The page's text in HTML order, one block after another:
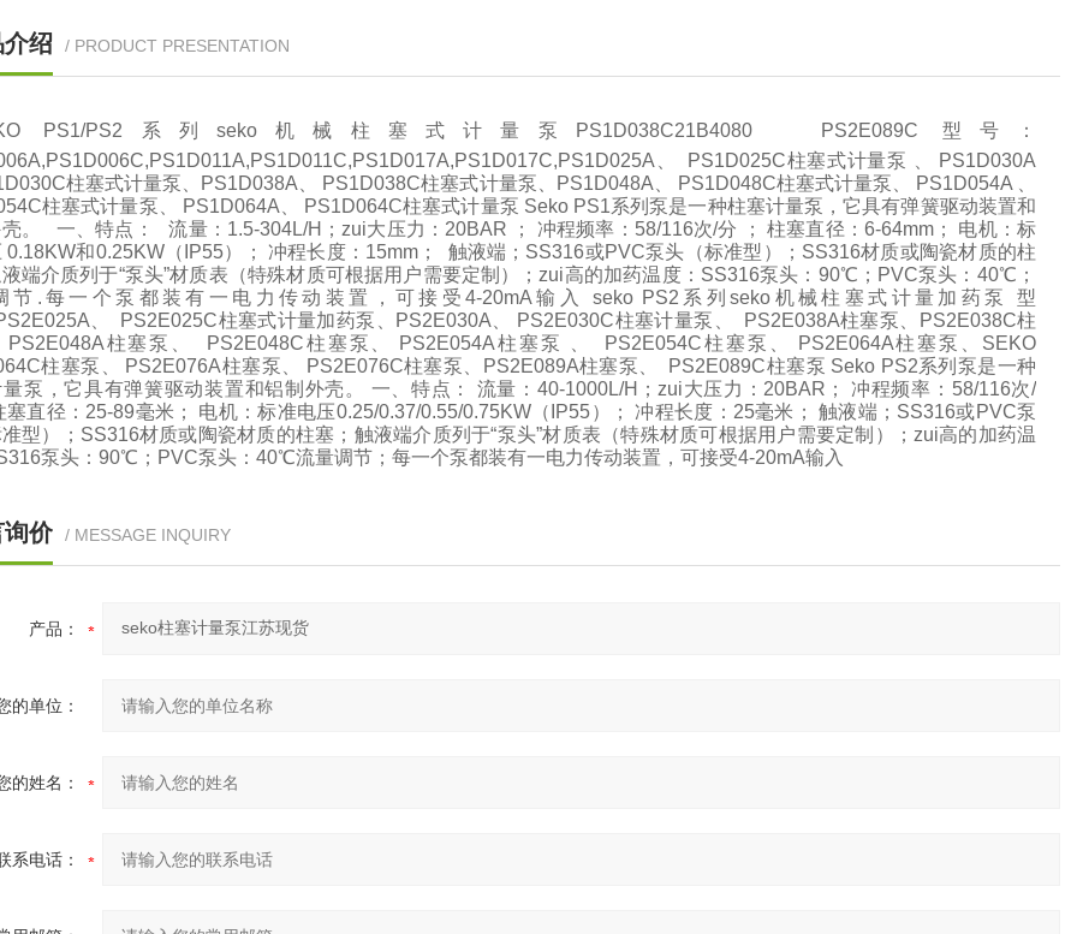
绍 / PRODUCT PRESENTATION
PS1/PS2系列seko机械柱塞式计量泵PS1D038C21B4080 PS2E089C 型号：
、 PS1D025C柱塞式计量泵 、 PS1D030A
柱塞式计量泵、PS1D038A、 PS1D038C柱塞式计量泵、PS1D048A、 PS1D048C柱塞式计量泵、 PS1D054A 、
柱塞式计量泵、 PS1D064A、 PS1D064C柱塞式计量泵 Seko PS1系列泵是一种柱塞计量泵，它具有弹簧驱动装置和
。 一、特点： 流量：1.5-304L/H；zui大压力：20BAR ； 冲程频率：58/116次/分 ； 柱塞直径：6-64mm； 电机：标
0.18KW和0.25KW（IP55）； 冲程长度：15mm； 触液端；SS316或PVC泵头（标准型）；SS316材质或陶瓷材质的柱
端介质列于“泵头”材质表（特殊材质可根据用户需要定制）；zui高的加药温度：SS316泵头：90℃；PVC泵头：40℃；
节.每一个泵都装有一电力传动装置，可接受4-20mA输入 seko PS2系列seko机械柱塞式计量加药泵 型
、 PS2E025C柱塞式计量加药泵、PS2E030A、 PS2E030C柱塞计量泵、 PS2E038A柱塞泵、PS2E038C柱
PS2E048A柱塞泵、 PS2E048C柱塞泵、 PS2E054A柱塞泵 、 PS2E054C柱塞泵、 PS2E064A柱塞泵、SEKO
柱塞泵、 PS2E076A柱塞泵、 PS2E076C柱塞泵、PS2E089A柱塞泵、 PS2E089C柱塞泵 Seko PS2系列泵是一种
泵，它具有弹簧驱动装置和铝制外壳。 一、特点： 流量：40-1000L/H；zui大压力：20BAR； 冲程频率：58/116次/
塞直径：25-89毫米； 电机：标准电压0.25/0.37/0.55/0.75KW（IP55）； 冲程长度：25毫米； 触液端；SS316或PVC泵
型）；SS316材质或陶瓷材质的柱塞；触液端介质列于“泵头”材质表（特殊材质可根据用户需要定制）；zui高的加药温
泵头：90℃；PVC泵头：40℃流量调节；每一个泵都装有一电力传动装置，可接受4-20mA输入
价 / MESSAGE INQUIRY
产品：
的单位：
的姓名：
系电话：